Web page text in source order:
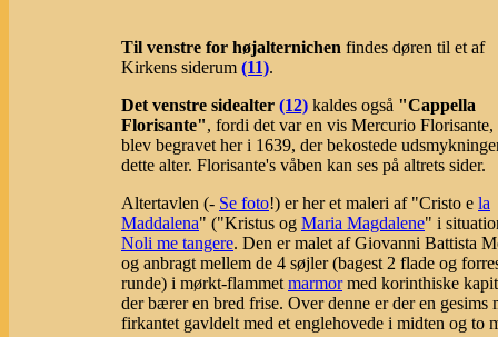
Til venstre for højalternichen findes døren til et af
Kirkens siderum (11).
Det venstre sidealter (12) kaldes også "Cappella
Florisante", fordi det var en vis Mercurio Florisante,
blev begravet her i 1639, der bekostede
dette alter. Florisante's våben kan ses på altrets sider.
Altertavlen (- Se foto!) er her et maleri af "Cristo e la
Maddalena" ("Kristus og Maria Magdalene" i
Noli me tangere. Den er malet af Giovanni Battista
og anbragt mellem de 4 søjler (bagest 2 flade og
runde) i mørkt-flammet marmormed korinthiske
der bærer en bred frise. Over denne er der en gesims
firkantet gavldelt med et englehovede i midten og to